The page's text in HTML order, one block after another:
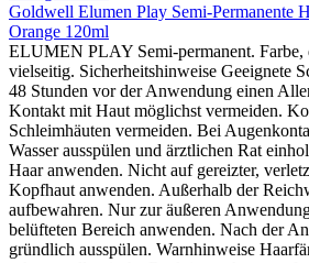
Goldwell Elumen Play Semi-Permanente
Orange 120ml
ELUMEN PLAY Semi-permanent. Farbe,
vielseitig. Sicherheitshinweise Geeignete
48 Stunden vor der Anwendung einen
Kontakt mit Haut möglichst vermeiden.
Schleimhäuten vermeiden. Bei
Wasser ausspülen und ärztlichen Rat
Haar anwenden. Nicht auf gereizter,
Kopfhaut anwenden. Außerhalb der
aufbewahren. Nur zur äußeren
belüfteten Bereich anwenden. Nach der
gründlich ausspülen. Warnhinweise